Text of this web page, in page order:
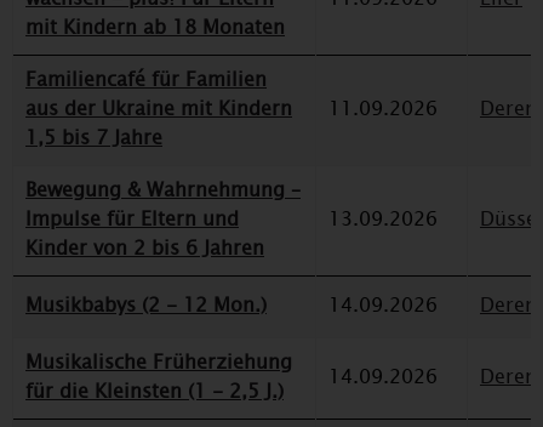
mit Kindern ab 18 Monaten
Familiencafé für Familien
aus der Ukraine mit Kindern
1,5 bis 7 Jahre
11.09.2026
Bewegung & Wahrnehmung –
Impulse für Eltern und
Kinder von 2 bis 6 Jahren
13.09.2026
Musikbabys (2 - 12 Mon.) 14.09.2026
Musikalische Früherziehung
für die Kleinsten (1 - 2,5 J.)
14.09.2026